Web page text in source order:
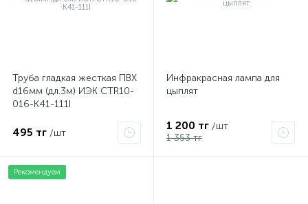
Труба гладкая жесткая ПВХ
d16мм (дл.3м) ИЭК CTR10-
016-K41-111I
495 тг /шт
Инфракрасная лампа для
цыплят
1 200 тг /шт
1 353 тг
Рекомендуем